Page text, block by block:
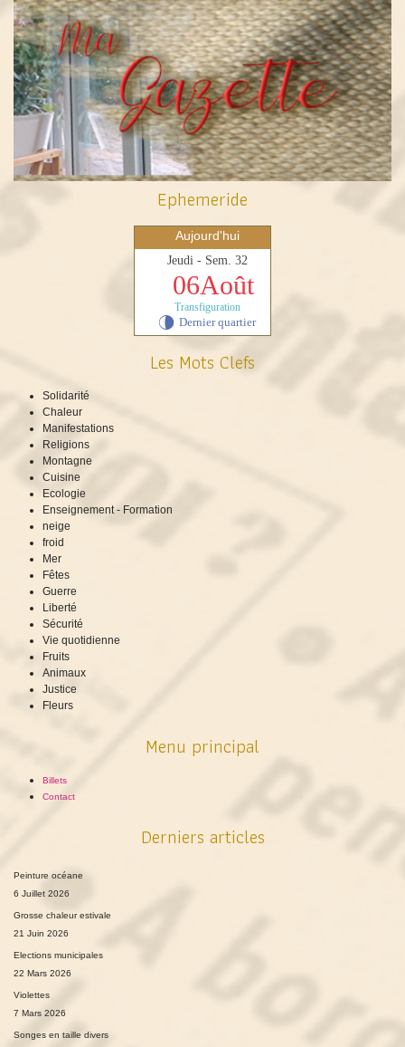
Ephemeride
Aujourd'hui
Jeudi - Sem. 32
06Août
Transfiguration
U Dernier quartier
Les Mots Clefs
Solidarité
Chaleur
Manifestations
Religions
Montagne
Cuisine
Ecologie
Enseignement - Formation
neige
froid
Mer
Fêtes
Guerre
Liberté
Sécurité
Vie quotidienne
Fruits
Animaux
Justice
Fleurs
Menu principal
Billets
Contact
Derniers articles
Peinture océane
6 Juillet 2026
Grosse chaleur estivale
21 Juin 2026
Elections municipales
22 Mars 2026
Violettes
7 Mars 2026
Songes en taille divers